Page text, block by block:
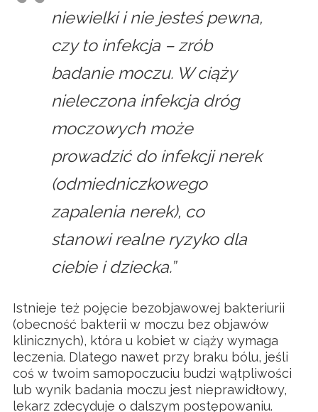
niewielki i nie jesteś pewna,
czy to infekcja – zrób
badanie moczu. W ciąży
nieleczona infekcja dróg
moczowych może
prowadzić do infekcji nerek
(odmiedniczkowego
zapalenia nerek), co
stanowi realne ryzyko dla
ciebie i dziecka.”
Istnieje też pojęcie bezobjawowej bakteriurii
(obecność bakterii w moczu bez objawów
klinicznych), która u kobiet w ciąży wymaga
leczenia. Dlatego nawet przy braku bólu, jeśli
coś w twoim samopoczuciu budzi wątpliwości
lub wynik badania moczu jest nieprawidłowy,
lekarz zdecyduje o dalszym postępowaniu.